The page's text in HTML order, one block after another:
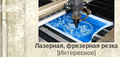
Лазерная, фрезерная резка
[Интересное]